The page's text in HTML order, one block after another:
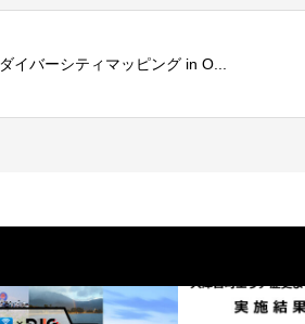
ダイバーシティマッピング in O...